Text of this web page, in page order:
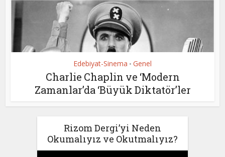
Edebiyat-Sinema • Genel
Charlie Chaplin ve ‘Modern
Zamanlar’da ‘Büyük Diktatör’ler
Rizom Dergi’yi Neden
Okumalıyız ve Okutmalıyız?